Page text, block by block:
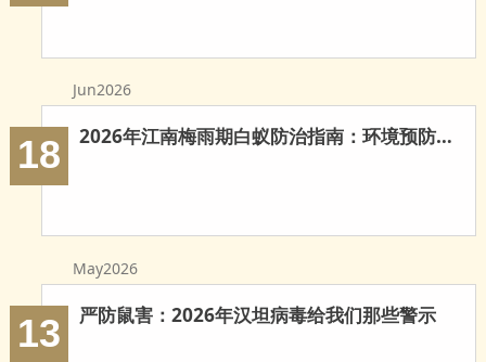
Jun2026
18 2026年江南梅雨期白蚁防治指南：环境预防与科学灭治
May2026
13 严防鼠害：2026年汉坦病毒给我们那些警示